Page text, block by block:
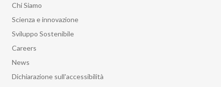
Chi Siamo
Scienza e innovazione
Sviluppo Sostenibile
Careers
News
Dichiarazione sull'accessibilità